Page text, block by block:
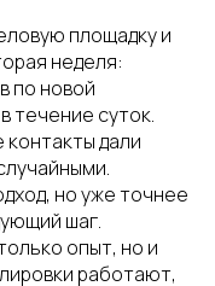
площадку и
неделя:
по новой
течение суток.
дали
но уже точнее
шаг.
опыт, но и
работают,